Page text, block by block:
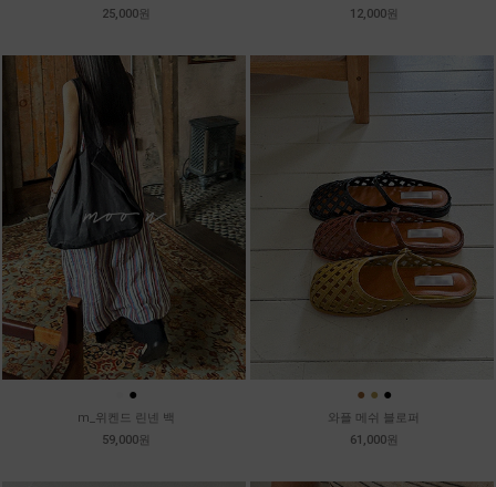
25,000원
12,000원
●
m_위켄드 린넨 백
59,000원
● ● ●
와플 메쉬 블로퍼
61,000원